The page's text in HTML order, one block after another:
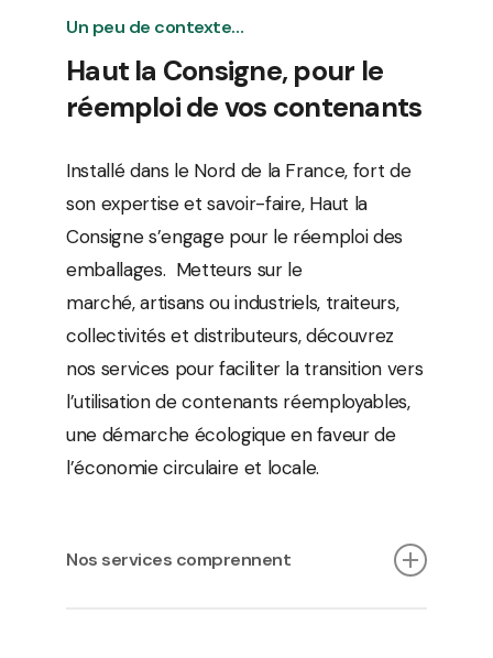
Un peu de contexte…
Haut la Consigne, pour le
réemploi de vos contenants
Installé dans le Nord de la France, fort de
son expertise et savoir-faire, Haut la
Consigne s’engage pour le réemploi des
emballages. Metteurs sur le
marché, artisans ou industriels, traiteurs,
collectivités et distributeurs, découvrez
nos services pour faciliter la transition vers
l’utilisation de contenants réemployables,
une démarche écologique en faveur de
l’économie circulaire et locale.
Nos services comprennent